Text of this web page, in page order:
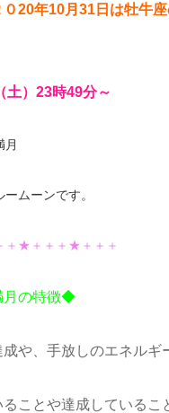
０20年10月31日は牡牛
土）23時49分～
月
ムーンです。
＋★＋＋＋★＋＋＋
月の特徴◆
や、手放しのエネルギ
ことや達成しているこ